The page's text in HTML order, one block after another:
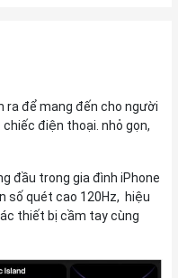
ra để mang đến cho người
điện thoại. nhỏ gọn,
đầu trong gia đình iPhone
số quét cao 120Hz, hiệu
thiết bị cầm tay cùng